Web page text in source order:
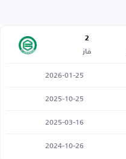
2
فاز
2026-01-25
2025-10-25
2025-03-16
2024-10-26